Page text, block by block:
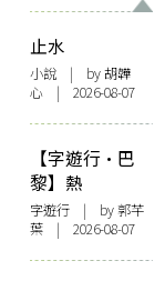
止水
小說 | by 胡韡
心 | 2026-08-07
【字遊行·巴
黎】熱
字遊行 | by 郭芊
葉 | 2026-08-07